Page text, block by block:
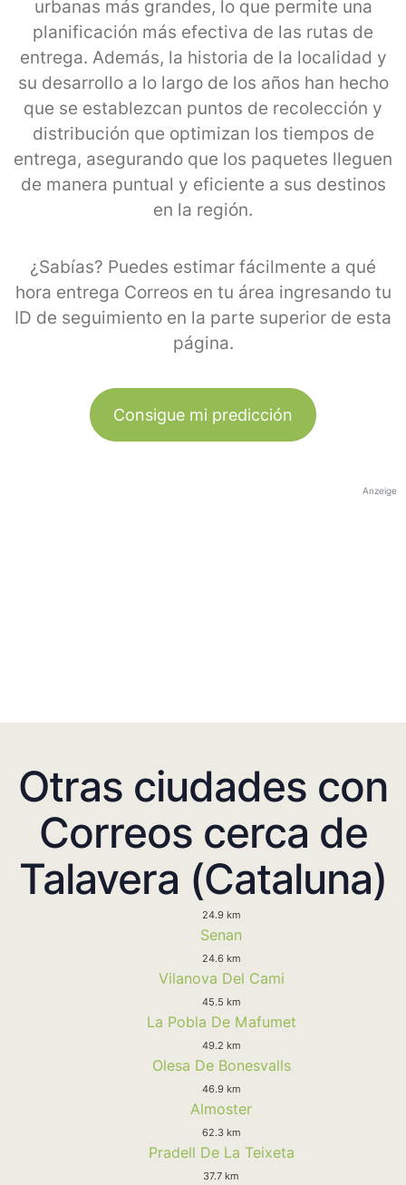
urbanas más grandes, lo que permite una
planificación más efectiva de las rutas de
entrega. Además, la historia de la localidad y
su desarrollo a lo largo de los años han hecho
que se establezcan puntos de recolección y
distribución que optimizan los tiempos de
entrega, asegurando que los paquetes lleguen
de manera puntual y eficiente a sus destinos
en la región.
¿Sabías? Puedes estimar fácilmente a qué
hora entrega Correos en tu área ingresando tu
ID de seguimiento en la parte superior de esta
página.
Consigue mi predicción
Anzeige
Otras ciudades con
Correos cerca de
Talavera (Cataluna)
24.9 km
Senan
24.6 km
Vilanova Del Cami
45.5 km
La Pobla De Mafumet
49.2 km
Olesa De Bonesvalls
46.9 km
Almoster
62.3 km
Pradell De La Teixeta
37.7 km